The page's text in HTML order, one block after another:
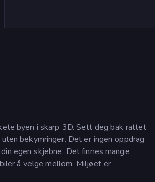
byen i skarp 3D. Sett deg bak rattet
bekymringer. Det er ingen oppdrag
egen skjebne. Det finnes mange
å velge mellom. Miljøet er